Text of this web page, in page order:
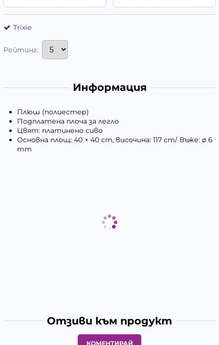
Trixie
Рейтинг:
Информация
Плюш (полиестер)
Подплатена плоча за легло
Цвят: платинено сиво
Основна площ: 40 × 40 cm, височина: 117 cm/ Въже: ø 6
mm
Отзиви към продукт
КОМЕНТИРАЙ